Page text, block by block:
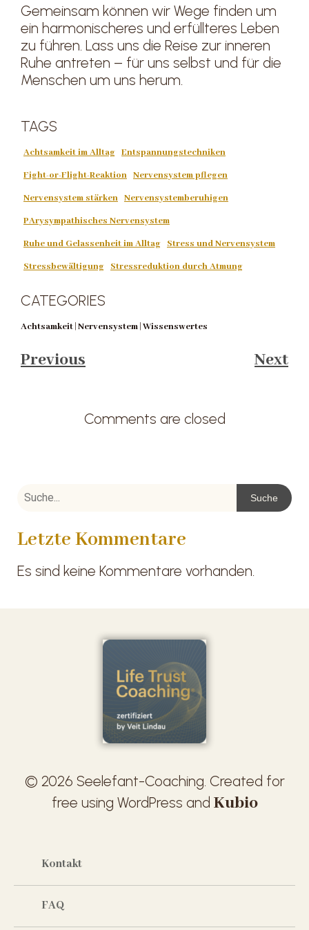
Gemeinsam können wir Wege finden um
ein harmonischeres und erfüllteres Leben
zu führen. Lass uns die Reise zur inneren
Ruhe antreten – für uns selbst und für die
Menschen um uns herum.
TAGS
Achtsamkeit im Alltag Entspannungstechniken
Fight-or-Flight-Reaktion Nervensystem pflegen
Nervensystem stärken Nervensystemberuhigen
PArysympathisches Nervensystem
Ruhe und Gelassenheit im Alltag Stress und Nervensystem
Stressbewältigung Stressreduktion durch Atmung
CATEGORIES
Achtsamkeit|Nervensystem|Wissenswertes
Previous Next
Comments are closed
Suche
Letzte Kommentare
Es sind keine Kommentare vorhanden.
© 2026 Seelefant-Coaching. Created for
free using WordPress and Kubio
Kontakt
FAQ